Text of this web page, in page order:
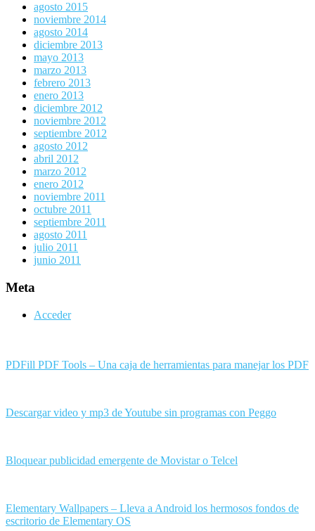
agosto 2015
noviembre 2014
agosto 2014
diciembre 2013
mayo 2013
marzo 2013
febrero 2013
enero 2013
diciembre 2012
noviembre 2012
septiembre 2012
agosto 2012
abril 2012
marzo 2012
enero 2012
noviembre 2011
octubre 2011
septiembre 2011
agosto 2011
julio 2011
junio 2011
Meta
Acceder
PDFill PDF Tools – Una caja de herramientas para manejar los PDF
Descargar video y mp3 de Youtube sin programas con Peggo
Bloquear publicidad emergente de Movistar o Telcel
Elementary Wallpapers – Lleva a Android los hermosos fondos de
escritorio de Elementary OS